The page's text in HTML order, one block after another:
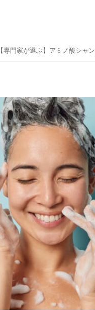
【専門家が選ぶ】アミノ酸シャ